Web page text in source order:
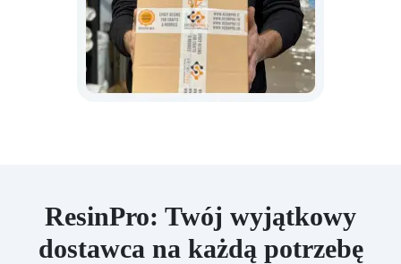
ResinPro: Twój wyjątkowy
dostawca na każdą potrzebę